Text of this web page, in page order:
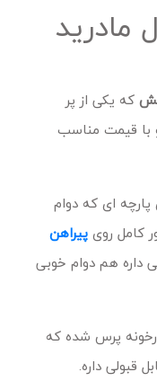
مادرید
که یکی از پر
با قیمت مناسب
ای که دوام
کامل رویپیراهن
داره هم دوام خوبی
پرس شده که
داره.